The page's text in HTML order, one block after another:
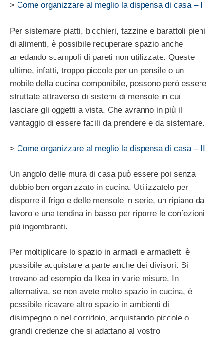
> Come organizzare al meglio la dispensa di casa – I
Per sistemare piatti, bicchieri, tazzine e barattoli pieni
di alimenti, è possibile recuperare spazio anche
arredando scampoli di pareti non utilizzate. Queste
ultime, infatti, troppo piccole per un pensile o un
mobile della cucina componibile, possono però essere
sfruttate attraverso di sistemi di mensole in cui
lasciare gli oggetti a vista. Che avranno in più il
vantaggio di essere facili da prendere e da sistemare.
> Come organizzare al meglio la dispensa di casa – II
Un angolo delle mura di casa può essere poi senza
dubbio ben organizzato in cucina. Utilizzatelo per
disporre il frigo e delle mensole in serie, un ripiano da
lavoro e una tendina in basso per riporre le confezioni
più ingombranti.
Per moltiplicare lo spazio in armadi e armadietti è
possibile acquistare a parte anche dei divisori. Si
trovano ad esempio da Ikea in varie misure. In
alternativa, se non avete molto spazio in cucina, è
possibile ricavare altro spazio in ambienti di
disimpegno o nel corridoio, acquistando piccole o
grandi credenze che si adattano al vostro